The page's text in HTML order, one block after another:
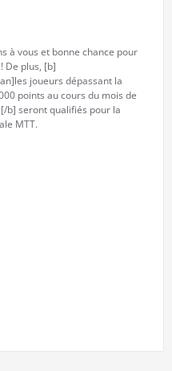
à vous et bonne chance pour
De plus, [b]
joueurs dépassant la
points au cours du mois de
b] seront qualifiés pour la
MTT.